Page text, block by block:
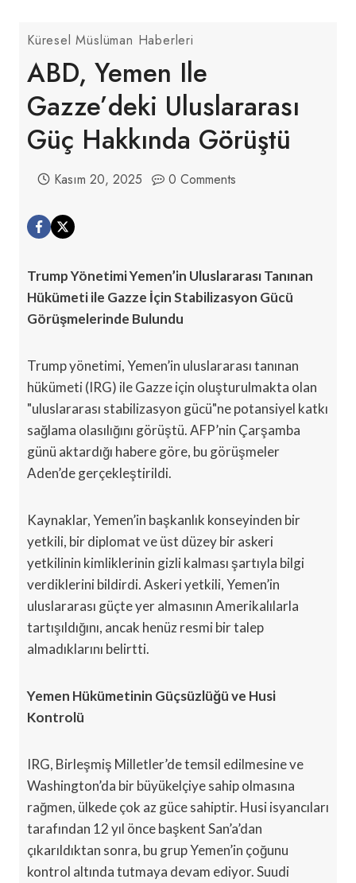
Küresel Müslüman Haberleri
ABD, Yemen Ile
Gazze’deki Uluslararası
Güç Hakkında Görüştü
Kasım 20, 2025 0 Comments
Trump Yönetimi Yemen’in Uluslararası Tanınan
Hükümeti ile Gazze İçin Stabilizasyon Gücü
Görüşmelerinde Bulundu
Trump yönetimi, Yemen’in uluslararası tanınan
hükümeti (IRG) ile Gazze için oluşturulmakta olan
"uluslararası stabilizasyon gücü"ne potansiyel katkı
sağlama olasılığını görüştü. AFP’nin Çarşamba
günü aktardığı habere göre, bu görüşmeler
Aden’de gerçekleştirildi.
Kaynaklar, Yemen’in başkanlık konseyinden bir
yetkili, bir diplomat ve üst düzey bir askeri
yetkilinin kimliklerinin gizli kalması şartıyla bilgi
verdiklerini bildirdi. Askeri yetkili, Yemen’in
uluslararası güçte yer almasının Amerikalılarla
tartışıldığını, ancak henüz resmi bir talep
almadıklarını belirtti.
Yemen Hükümetinin Güçsüzlüğü ve Husi
Kontrolü
IRG, Birleşmiş Milletler’de temsil edilmesine ve
Washington’da bir büyükelçiye sahip olmasına
rağmen, ülkede çok az güce sahiptir. Husi isyancıları
tarafından 12 yıl önce başkent San’a’dan
çıkarıldıktan sonra, bu grup Yemen’in çoğunu
kontrol altında tutmaya devam ediyor. Suudi